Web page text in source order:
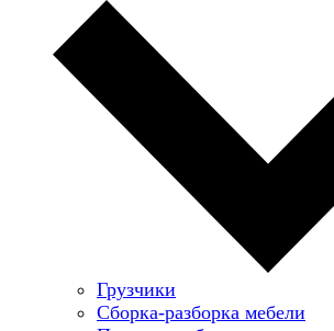
Грузчики
Сборка-разборка мебели